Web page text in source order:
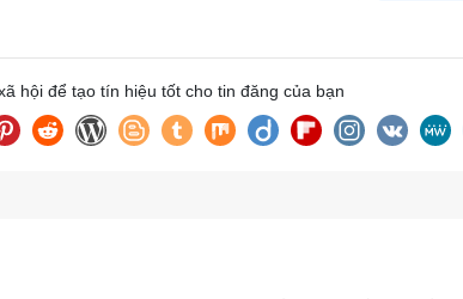
hội để tạo tín hiệu tốt cho tin đăng của bạn